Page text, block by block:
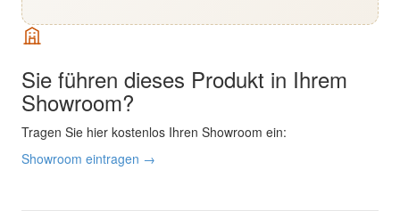
Sie führen dieses Produkt in Ihrem
Showroom?
Tragen Sie hier kostenlos Ihren Showroom ein:
Showroom eintragen →